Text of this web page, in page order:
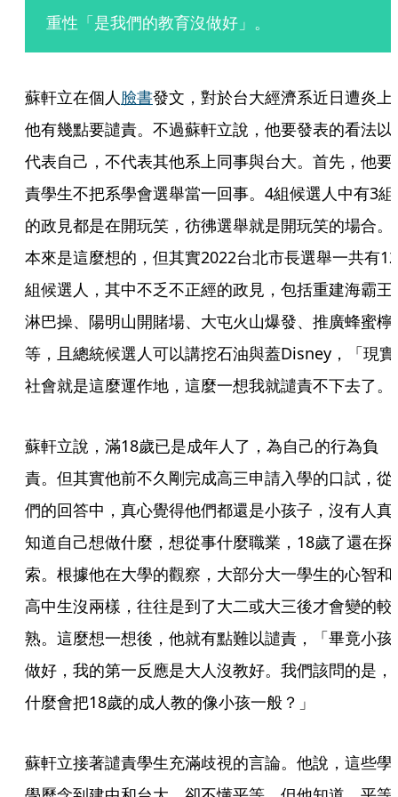
重性「是我們的教育沒做好」。
蘇軒立在個人臉書發文，對於台大經濟系近日遭炎上
他有幾點要譴責。不過蘇軒立說，他要發表的看法以
代表自己，不代表其他系上同事與台大。首先，他要
責學生不把系學會選舉當一回事。4組候選人中有3組
的政見都是在開玩笑，彷彿選舉就是開玩笑的場合。
本來是這麼想的，但其實2022台北市長選舉一共有12
組候選人，其中不乏不正經的政見，包括重建海霸王
淋巴操、陽明山開賭場、大屯火山爆發、推廣蜂蜜檸
等，且總統候選人可以講挖石油與蓋Disney，「現實
社會就是這麼運作地，這麼一想我就譴責不下去了。
蘇軒立說，滿18歲已是成年人了，為自己的行為負
責。但其實他前不久剛完成高三申請入學的口試，從
們的回答中，真心覺得他們都還是小孩子，沒有人真
知道自己想做什麼，想從事什麼職業，18歲了還在探
索。根據他在大學的觀察，大部分大一學生的心智和
高中生沒兩樣，往往是到了大二或大三後才會變的較
熟。這麼想一想後，他就有點難以譴責，「畢竟小孩
做好，我的第一反應是大人沒教好。我們該問的是，
什麼會把18歲的成人教的像小孩一般？」
蘇軒立接著譴責學生充滿歧視的言論。他說，這些學